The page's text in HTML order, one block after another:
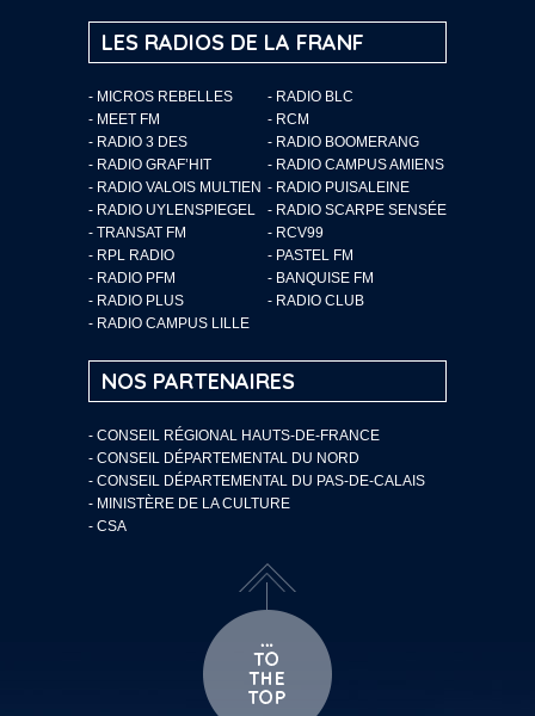
LES RADIOS DE LA FRANF
- MICROS REBELLES
- RADIO BLC
- MEET FM
- RCM
- RADIO 3 DES
- RADIO BOOMERANG
- RADIO GRAF’HIT
- RADIO CAMPUS AMIENS
- RADIO VALOIS MULTIEN - RADIO PUISALEINE
- RADIO UYLENSPIEGEL
- RADIO SCARPE SENSÉE
- TRANSAT FM
- RCV99
- RPL RADIO
- PASTEL FM
- RADIO PFM
- BANQUISE FM
- RADIO PLUS
- RADIO CLUB
- RADIO CAMPUS LILLE
NOS PARTENAIRES
- CONSEIL RÉGIONAL HAUTS-DE-FRANCE
- CONSEIL DÉPARTEMENTAL DU NORD
- CONSEIL DÉPARTEMENTAL DU PAS-DE-CALAIS
- MINISTÈRE DE LA CULTURE
- CSA